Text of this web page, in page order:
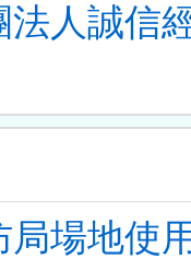
法人誠信
局場地使